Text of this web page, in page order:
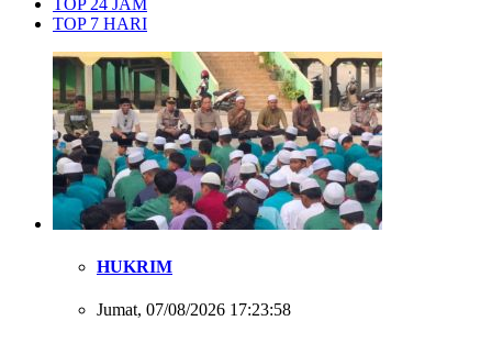
TOP 7 HARI
HUKRIM
Jumat, 07/08/2026 17:23:58